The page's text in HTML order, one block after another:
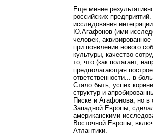
Еще менее
российских
исследования
Ю.Агафонов (ими
человек,
при появлении нового
культуры, качество
то, что (как полагает,
предполагающая
ответственности... в
Стало быть, успех
структур и
Писке и Агафонова, но в
Западной Европы,
американскими
Восточной Европы,
Атлантики.